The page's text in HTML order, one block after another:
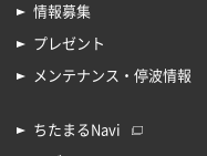
情報募集
プレゼント
メンテナンス・停波情報
ちたまるNavi